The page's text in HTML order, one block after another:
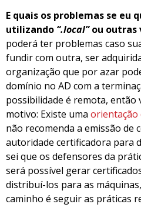
E quais os problemas se eu
utilizando “.local”ou outras
poderá ter problemas caso
fundir com outra, ser
organização que por azar
domínio no AD com a
possibilidade é remota, então
motivo: Existe uma orientação
não recomenda a emissão de
autoridade certificadora para
sei que os defensores da
será possível gerar
distribuí-los para as
caminho é seguir as práticas